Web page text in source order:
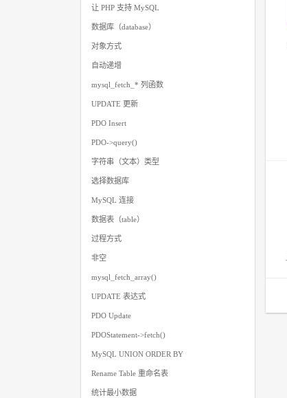
让 PHP 支持 MySQL
数据库（database）
对象方式
自动递增
mysql_fetch_* 列函数
UPDATE 更新
PDO Insert
PDO->query()
字符串（文本）类型
选择数据库
MySQL 连接
数据表（table）
过程方式
非空
mysql_fetch_array()
UPDATE 表达式
PDO Update
PDOStatement->fetch()
MySQL UNION ORDER BY
Rename Table 重命名表
统计最小数据